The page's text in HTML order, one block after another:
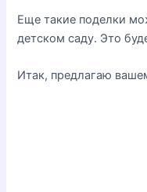
Еще такие поделки
детском саду. Это
Итак, предлагаю